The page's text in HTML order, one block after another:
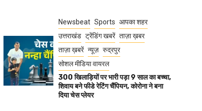
Newsbeat Sports आपका शहर
उत्तराखंड ट्रेंडिंग खबरें ताज़ा ख़बर
ताज़ा ख़बरें न्यूज़ रुद्रपुर
सोशल मीडिया वायरल
300 खिलाड़ियों पर भारी पड़ा 9 साल का बच्चा,
शिवाय बने फीडे रेटिंग चैंपियन, कोरोना ने बना
दिया चेस प्लेयर